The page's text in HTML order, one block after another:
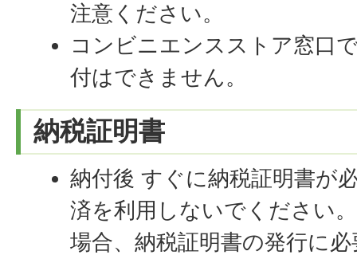
注意ください。
コンビニエンスストア窓口
付はできません。
納税証明書
納付後 すぐに納税証明書が
済を利用しないでください
場合、納税証明書の発行に